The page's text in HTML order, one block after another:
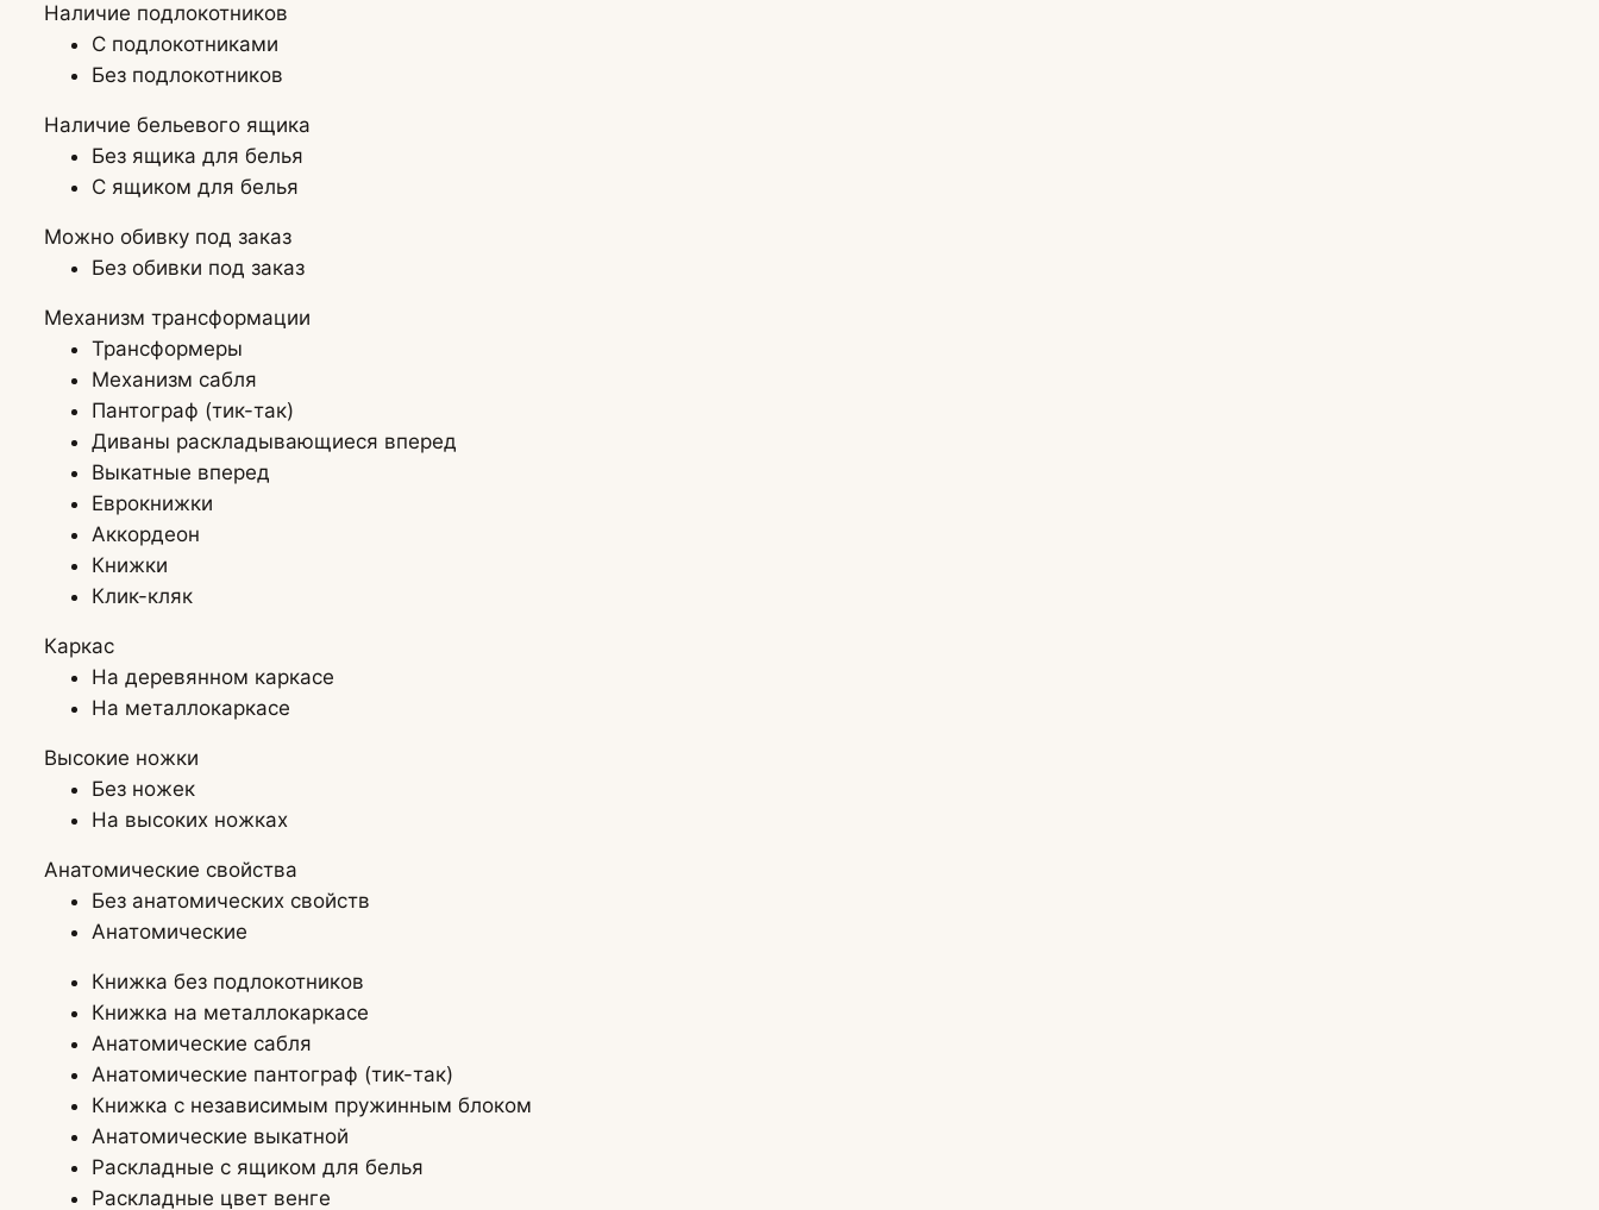
Наличие подлокотников
С подлокотниками
Без подлокотников
Наличие бельевого ящика
Без ящика для белья
С ящиком для белья
Можно обивку под заказ
Без обивки под заказ
Механизм трансформации
Трансформеры
Механизм сабля
Пантограф (тик-так)
Диваны раскладывающиеся вперед
Выкатные вперед
Еврокнижки
Аккордеон
Книжки
Клик-кляк
Каркас
На деревянном каркасе
На металлокаркасе
Высокие ножки
Без ножек
На высоких ножках
Анатомические свойства
Без анатомических свойств
Анатомические
Книжка без подлокотников
Книжка на металлокаркасе
Анатомические сабля
Анатомические пантограф (тик-так)
Книжка с независимым пружинным блоком
Анатомические выкатной
Раскладные с ящиком для белья
Раскладные цвет венге